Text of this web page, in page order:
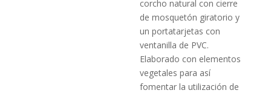
corcho natural con cierre
de mosquetón giratorio y
un portatarjetas con
ventanilla de PVC.
Elaborado con elementos
vegetales para así
fomentar la utilización de